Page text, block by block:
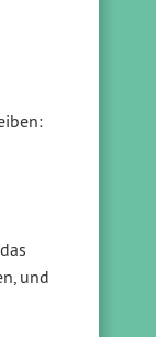
und